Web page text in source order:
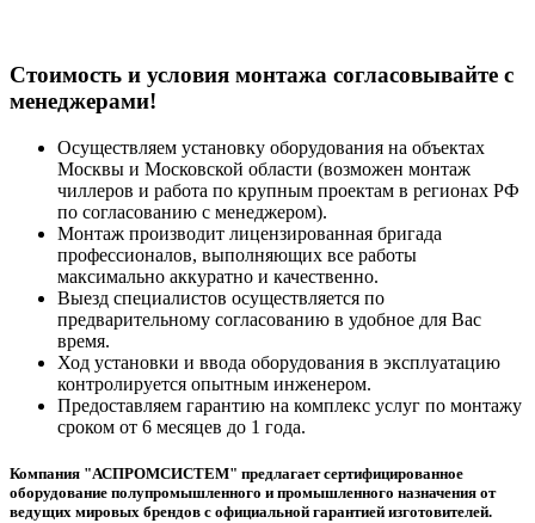
Cтоимость и условия монтажа согласовывайте с
менеджерами!
Осуществляем установку оборудования на объектах
Москвы и Московской области (возможен монтаж
чиллеров и работа по крупным проектам в регионах РФ
по согласованию с менеджером).
Монтаж производит лицензированная бригада
профессионалов, выполняющих все работы
максимально аккуратно и качественно.
Выезд специалистов осуществляется по
предварительному согласованию в удобное для Вас
время.
Ход установки и ввода оборудования в эксплуатацию
контролируется опытным инженером.
Предоставляем гарантию на комплекс услуг по монтажу
сроком от 6 месяцев до 1 года.
Компания "АСПРОМСИСТЕМ" предлагает сертифицированное
оборудование полупромышленного и промышленного назначения от
ведущих мировых брендов с официальной гарантией изготовителей.